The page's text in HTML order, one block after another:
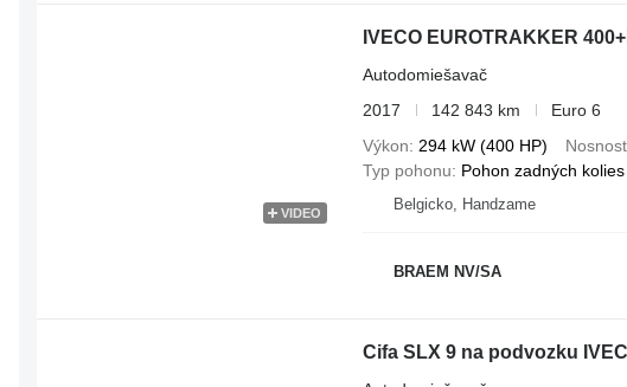
VIDEO
IVECO EUROTRAKKER
Autodomiešavač
2017
142 843 km
Euro 6
Výkon
294 kW (400 HP) Nosnosť
Typ pohonu
Pohon zadných kolies
Belgicko, Handzame
BRAEM NV/SA
Cifa SLX 9 na podvozku